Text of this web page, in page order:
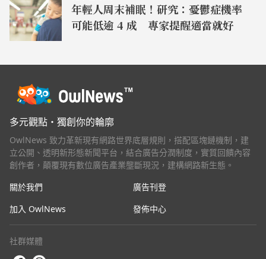
年輕人周末補眠！研究：憂鬱症機率
可能低逾 4 成 專家提醒適當就好
多元觀點・獨創你的輪廓
OwlNews 致力革新現有網路世界底層規則，搭配區塊鏈機制，建
立公開、透明新形態新聞平台，結合廣告分潤制度，實質回饋內容
創作者，顛覆現有數位廣告產業壟斷現況，建構網路新生態。
關於我們
廣告刊登
加入 OwlNews
發佈中心
社群媒體